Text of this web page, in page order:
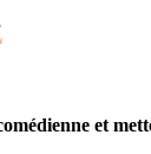
et